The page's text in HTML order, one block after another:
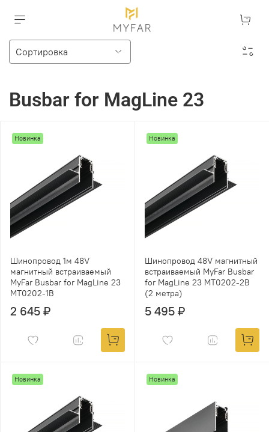
Busbar for MagLine 23
Новинка
Шинопровод 1м 48V
магнитный встраиваемый
MyFar Busbar for MagLine 23
MT0202-1B
2 645 ₽
Новинка
Шинопровод 48V магнитный
встраиваемый MyFar Busbar
for MagLine 23 MT0202-2B
(2 метра)
5 495 ₽
Новинка Новинка